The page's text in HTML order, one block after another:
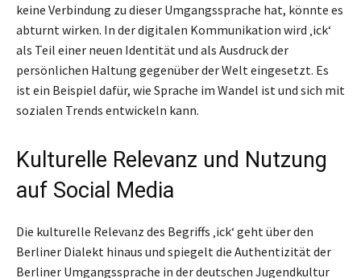
keine Verbindung zu dieser Umgangssprache hat, könnte es
abturnt wirken. In der digitalen Kommunikation wird ‚ick‘
als Teil einer neuen Identität und als Ausdruck der
persönlichen Haltung gegenüber der Welt eingesetzt. Es
ist ein Beispiel dafür, wie Sprache im Wandel ist und sich mit
sozialen Trends entwickeln kann.
Kulturelle Relevanz und Nutzung
auf Social Media
Die kulturelle Relevanz des Begriffs ‚ick‘ geht über den
Berliner Dialekt hinaus und spiegelt die Authentizität der
Berliner Umgangssprache in der deutschen Jugendkultur